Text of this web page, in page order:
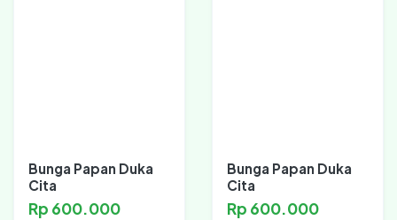
Bunga Papan Duka
Cita
Rp 600.000
Bunga Papan Duka
Cita
Rp 600.000